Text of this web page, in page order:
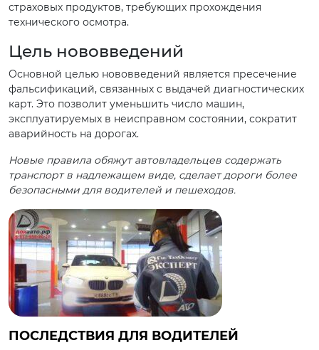
страховых продуктов, требующих прохождения
технического осмотра.
Цель нововведений
Основной целью нововведений является пресечение
фальсификаций, связанных с выдачей диагностических
карт. Это позволит уменьшить число машин,
эксплуатируемых в неисправном состоянии, сократит
аварийность на дорогах.
Новые правила обяжут автовладельцев содержать
транспорт в надлежащем виде, сделает дороги более
безопасными для водителей и пешеходов.
ПОСЛЕДСТВИЯ ДЛЯ ВОДИТЕЛЕЙ